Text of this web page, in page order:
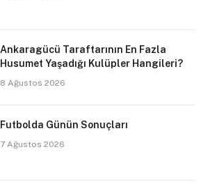
Ankaragücü Taraftarının En Fazla
Husumet Yaşadığı Kulüpler Hangileri?
8 Ağustos 2026
Futbolda Günün Sonuçları
7 Ağustos 2026